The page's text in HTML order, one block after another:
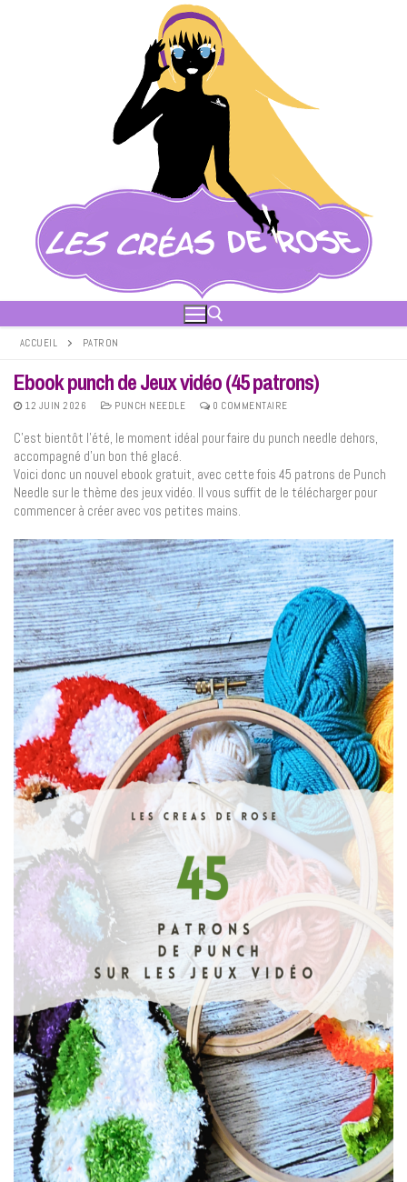
Rechercher :
ACCUEIL PATRON
Ebook punch de Jeux vidéo (45 patrons)
12 JUIN 2026 PUNCH NEEDLE 0 COMMENTAIRE
C’est bientôt l’été, le moment idéal pour faire du punch needle dehors,
accompagné d’un bon thé glacé.
Voici donc un nouvel ebook gratuit, avec cette fois 45 patrons de Punch
Needle sur le thème des jeux vidéo. Il vous suffit de le télécharger pour
commencer à créer avec vos petites mains.